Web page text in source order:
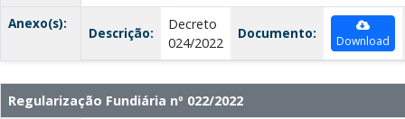
Anexo(s):
Descrição:
Decreto
024/2022
Documento: Download
Regularização Fundiária nº 022/2022